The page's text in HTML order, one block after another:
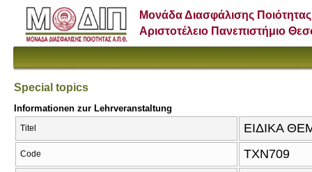
Μονάδα Διασφάλισης Ποιότητας
Αριστοτέλειο Πανεπιστήμιο
Special topics
Informationen zur Lehrveranstaltung
Titel ΕΙΔΙΚΑ
Code ΤΧΝ709